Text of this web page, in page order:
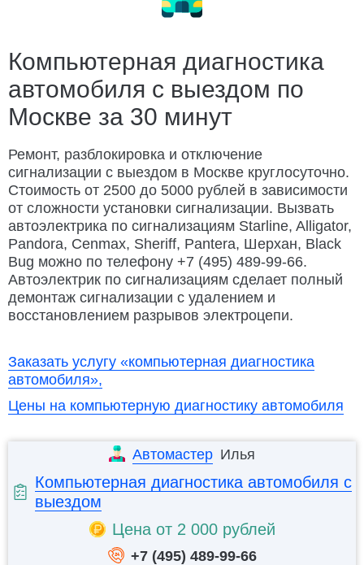
Ремонт электрооборудования
Изготовление ключей Дубликат ключа
Открыть капот Открыть багажник
Заменить бензонасос
Слить топливо Ремонт замка зажигания
Автосервис Porsche с выездом
Компьютерная диагностика
автомобиля с выездом по
Москве за 30 минут
Ремонт, разблокировка и отключение
сигнализации с выездом в Москве круглосуточно.
Стоимость от 2500 до 5000 рублей в зависимости
от сложности установки сигнализации. Вызвать
автоэлектрика по сигнализациям Starline, Alligator,
Pandora, Cenmax, Sheriff, Pantera, Шерхан, Black
Bug можно по телефону +7 (495) 489-99-66.
Автоэлектрик по сигнализациям сделает полный
демонтаж сигнализации с удалением и
восстановлением разрывов электроцепи.
Заказать услугу «компьютерная диагностика
автомобиля»,
Цены на компьютерную диагностику автомобиля
Автомастер Илья
Компьютерная диагностика автомобиля с
выездом
Цена от 2 000 рублей
+7 (495) 489-99-66